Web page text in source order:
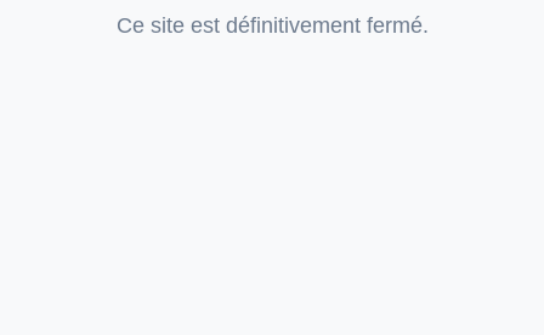
Ce site est définitivement fermé.